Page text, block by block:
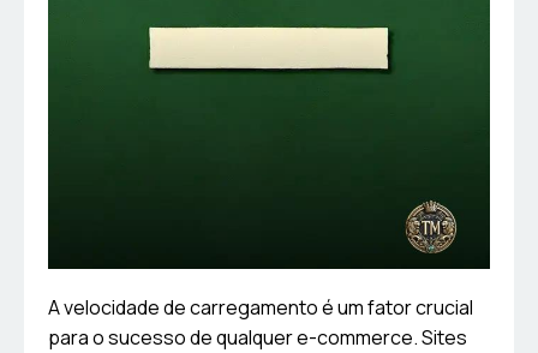
A velocidade de carregamento é um fator crucial
para o sucesso de qualquer e-commerce. Sites